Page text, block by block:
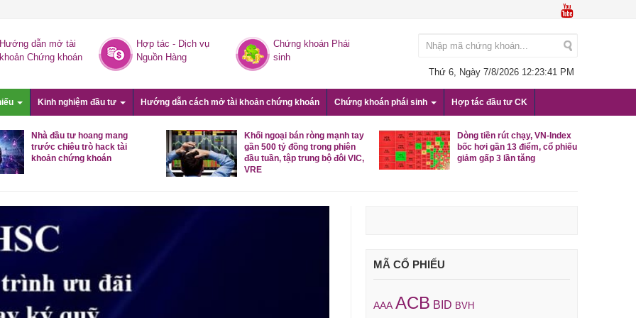
Hướng dẫn mở tài
khoản Chứng khoán
Hợp tác - Dịch vụ
Nguồn Hàng
Chứng khoán Phái
sinh
Thứ 6, Ngày 7/8/2026 12:23:42 PM
Kinh nghiệm đầu tư Hướng dẫn cách mở tài khoản chứng khoán Chứng khoán phái sinh Hợp tác đầu tư CK
Nhà đầu tư hoang mang
trước chiêu trò hack tài
khoản chứng khoán
Khối ngoại bán ròng mạnh tay
gần 500 tỷ đồng trong phiên
đầu tuần, tập trung bộ đôi VIC,
VRE
Dòng tiền rút chạy, VN-Index
bốc hơi gần 13 điểm, cổ phiếu
giảm gấp 3 lần tăng
MÃ CỔ PHIẾU
AAA ACB BID BVH